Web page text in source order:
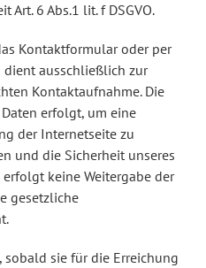
Art. 6 Abs.1 lit. f DSGVO.
Kontaktformular oder per
ausschließlich zur
Kontaktaufnahme. Die
erfolgt, um eine
der Internetseite zu
und die Sicherheit unseres
erfolgt keine Weitergabe der
gesetzliche
sie für die Erreichung